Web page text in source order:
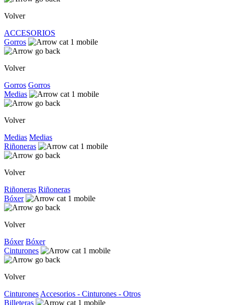
Volver
ACCESORIOS
Gorros
Volver
Gorros Gorros
Medias
Volver
Medias Medias
Riñoneras
Volver
Riñoneras Riñoneras
Bóxer
Volver
Bóxer Bóxer
Cinturones
Volver
Cinturones Accesorios - Cinturones - Otros
Billeteras